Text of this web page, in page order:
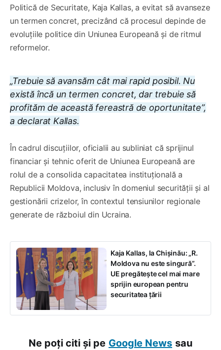
Politică de Securitate, Kaja Kallas, a evitat să avanseze
un termen concret, precizând că procesul depinde de
evoluțiile politice din Uniunea Europeană și de ritmul
reformelor.
„Trebuie să avansăm cât mai rapid posibil. Nu
există încă un termen concret, dar trebuie să
profităm de această fereastră de oportunitate”,
a declarat Kallas.
În cadrul discuțiilor, oficialii au subliniat că sprijinul
financiar și tehnic oferit de Uniunea Europeană are
rolul de a consolida capacitatea instituțională a
Republicii Moldova, inclusiv în domeniul securității și al
gestionării crizelor, în contextul tensiunilor regionale
generate de războiul din Ucraina.
Kaja Kallas, la Chișinău: „R.
Moldova nu este singură”.
UE pregătește cel mai mare
sprijin european pentru
securitatea țării
Ne poți citi și pe Google News sau